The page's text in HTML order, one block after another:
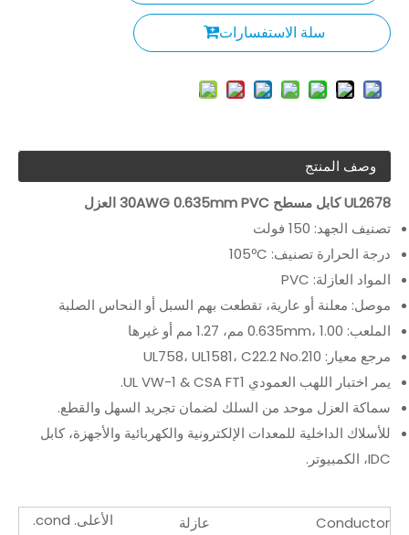
سلة الاستفسارات
وصف المنتج
UL2678 كابل مسطح 30AWG 0.635mm PVC العزل
تصنيف الجهد: 150 فولت
درجة الحرارة تصنيف: 105ºC
المواد العازلة: PVC
موصل: معلنة أو عارية، تقطعت بهم السبل أو النحاس الصلبة
الملعب: 0.635mm، 1.00 مم، 1.27 مم أو غيرها
مرجع معيار: UL758، UL1581، C22.2 No.210
يمر اختبار اللهب العمودي UL VW-1 & CSA FT1.
سماكة العزل موحد من السلك لضمان تجريد السهل والقطع.
للأسلاك الداخلية للمعدات الإلكترونية والكهربائية والأجهزة، كابل
IDC، الكمبيوتر.
Conductor
عازلة
الأعلى. cond.